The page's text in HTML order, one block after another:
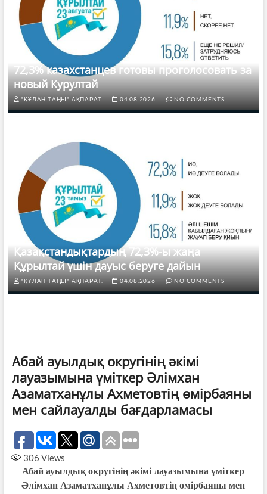
72,3% казахстанцев готовы проголосовать за
новый Курултай
"ҚҰЛАН ТАҢЫ" АҚПАРАТ. 04.08.2026 NO COMMENTS
Қазақстандықтардың 72,3%-ы жаңа
Құрылтай үшін дауыс беруге дайын
"ҚҰЛАН ТАҢЫ" АҚПАРАТ. 04.08.2026 NO COMMENTS
Абай ауылдық округінің әкімі
лауазымына үміткер Әлімхан
Азаматханұлы Ахметовтің өмірбаяны
мен сайлауалды бағдарламасы
306 Views
Абай ауылдық округінің әкімі лауазымына үміткер
Әлімхан Азаматханұлы Ахметовтің өмірбаяны мен